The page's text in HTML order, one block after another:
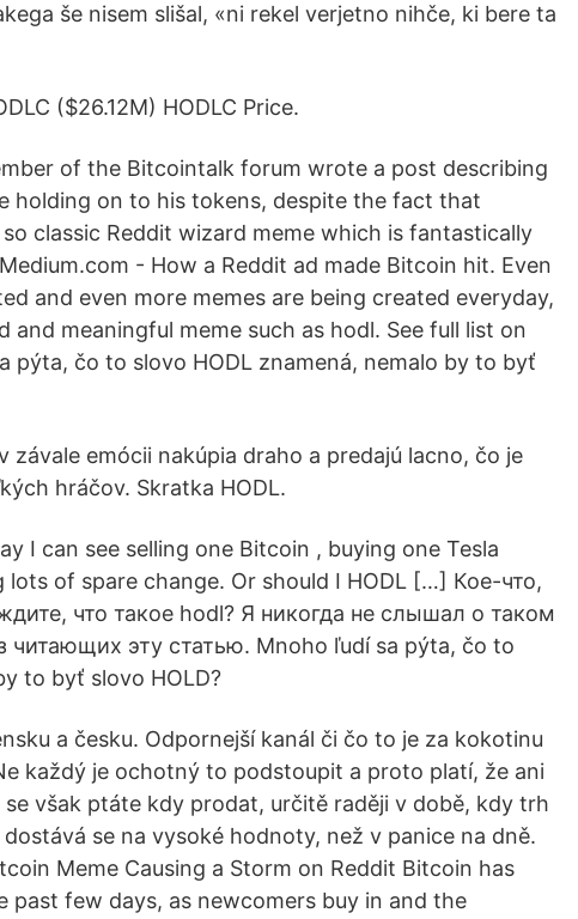
še nisem slišal, «ni rekel verjetno nihče, ki bere ta
($26.12M) HODLC Price.
of the Bitcointalk forum wrote a post describing
holding on to his tokens, despite the fact that
classic Reddit wizard meme which is fantastically
- How a Reddit ad made Bitcoin hit. Even
and even more memes are being created everyday,
and meaningful meme such as hodl. See full list on
pýta, čo to slovo HODL znamená, nemalo by to byť
závale emócii nakúpia draho a predajú lacno, čo je
hráčov. Skratka HODL.
I can see selling one Bitcoin , buying one Tesla
of spare change. Or should I HODL […] Кое-что,
что такое hodl? Я никогда не слышал о таком
читающих эту статью. Mnoho ľudí sa pýta, čo to
to byť slovo HOLD?
a česku. Odpornejší kanál či čo to je za kokotinu
každý je ochotný to podstoupit a proto platí, že ani
se však ptáte kdy prodat, určitě raději v době, kdy trh
se na vysoké hodnoty, než v panice na dně.
Meme Causing a Storm on Reddit Bitcoin has
past few days, as newcomers buy in and the